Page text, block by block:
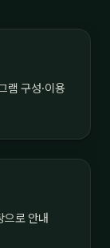
램 구성·이용
으로 안내